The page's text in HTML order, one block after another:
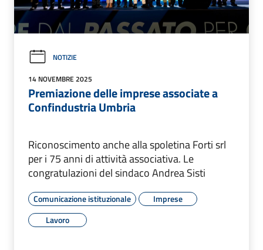
NOTIZIE
14 NOVEMBRE 2025
Premiazione delle imprese associate a
Confindustria Umbria
Riconoscimento anche alla spoletina Forti srl
per i 75 anni di attività associativa. Le
congratulazioni del sindaco Andrea Sisti
Comunicazione istituzionale
Imprese
Lavoro